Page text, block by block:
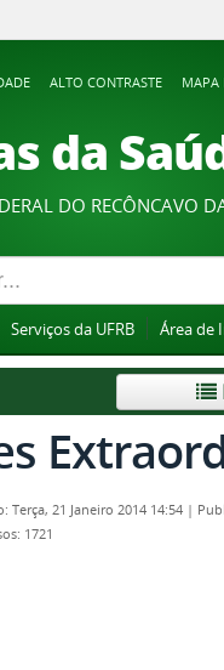
Acesso à
ALTO CONTRASTE
MAPA
da
DO RECÔNCAVO
Serviços da UFRB Área de
Terça, 21 Janeiro 2014 14:54 |
1721